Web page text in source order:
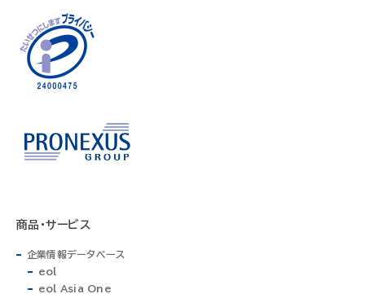
商品・サービス
企業情報データベース
eol
eol Asia One